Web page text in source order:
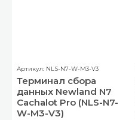
Артикул: NLS-N7-W-M3-V3
Терминал сбора
данных Newland N7
Cachalot Pro (NLS-N7-
W-M3-V3)